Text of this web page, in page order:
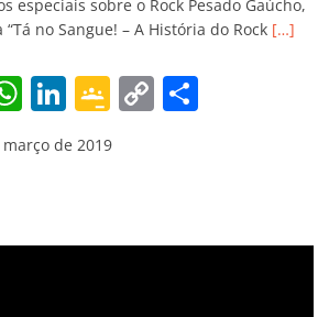
ro
o
m
especiais sobre o Rock Pesado Gaúcho,
no Sangue! – A História do Rock […]
W
at
A
Li
n
k
dI
G
o
o
e
C
Li ar
março de 2019